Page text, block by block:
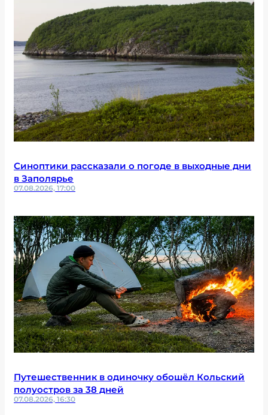
Синоптики рассказали о погоде в выходные дни
в Заполярье
07.08.2026, 17:00
Путешественник в одиночку обошёл Кольский
полуостров за 38 дней
07.08.2026, 16:30